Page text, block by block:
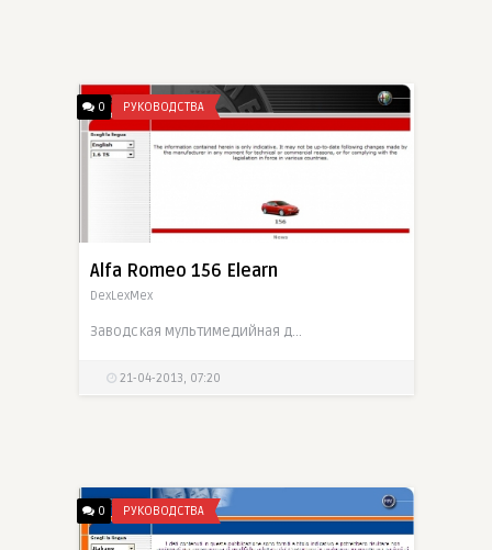
0 РУКОВОДСТВА
Alfa Romeo 156 Elearn
DexLexMex
Заводская мультимедийная документация по ремонту Alfa Romeo 156
21-04-2013, 07:20
0 РУКОВОДСТВА